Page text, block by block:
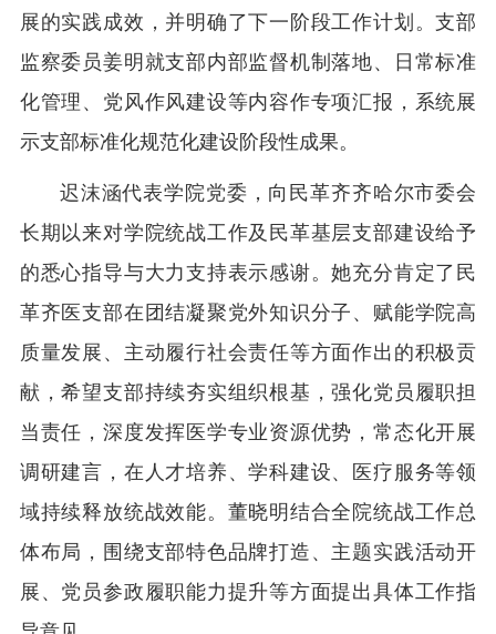
展的实践成效，并明确了下一阶段工作计划。支部
监察委员姜明就支部内部监督机制落地、日常标准
化管理、党风作风建设等内容作专项汇报，系统展
示支部标准化规范化建设阶段性成果。
迟沫涵代表学院党委，向民革齐齐哈尔市委会
长期以来对学院统战工作及民革基层支部建设给予
的悉心指导与大力支持表示感谢。她充分肯定了民
革齐医支部在团结凝聚党外知识分子、赋能学院高
质量发展、主动履行社会责任等方面作出的积极贡
献，希望支部持续夯实组织根基，强化党员履职担
当责任，深度发挥医学专业资源优势，常态化开展
调研建言，在人才培养、学科建设、医疗服务等领
域持续释放统战效能。董晓明结合全院统战工作总
体布局，围绕支部特色品牌打造、主题实践活动开
展、党员参政履职能力提升等方面提出具体工作指